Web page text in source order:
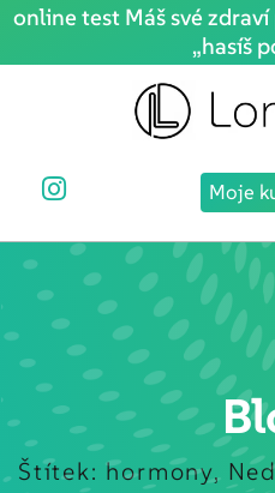
online test Máš své
„hasíš
Moje
Štítek:hormony,
Sign in
Remember me